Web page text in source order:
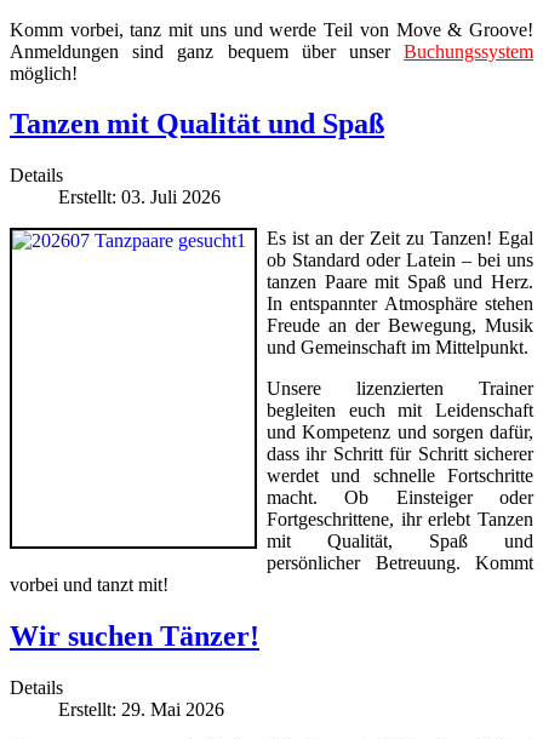
Komm vorbei, tanz mit uns und werde Teil von Move & Groove!
Anmeldungen sind ganz bequem über unser Buchungssystem
möglich!
Tanzen mit Qualität und Spaß
Details
Erstellt: 03. Juli 2026
Es ist an der Zeit zu Tanzen! Egal
ob Standard oder Latein – bei uns
tanzen Paare mit Spaß und Herz.
In entspannter Atmosphäre stehen
Freude an der Bewegung, Musik
und Gemeinschaft im Mittelpunkt.
Unsere lizenzierten Trainer
begleiten euch mit Leidenschaft
und Kompetenz und sorgen dafür,
dass ihr Schritt für Schritt sicherer
werdet und schnelle Fortschritte
macht. Ob Einsteiger oder
Fortgeschrittene, ihr erlebt Tanzen
mit Qualität, Spaß und
persönlicher Betreuung. Kommt
vorbei und tanzt mit!
Wir suchen Tänzer!
Details
Erstellt: 29. Mai 2026